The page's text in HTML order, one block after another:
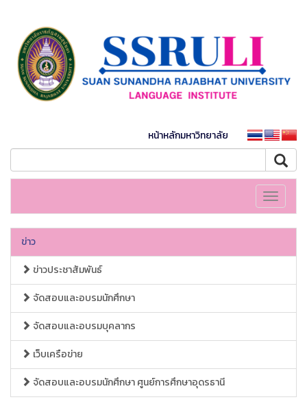
หน้าหลักมหาวิทยาลัย
Toggle
ข่าว
ข่าวประชาสัมพันธ์
จัดสอบและอบรมนักศึกษา
จัดสอบและอบรมบุคลากร
เว็บเครือข่าย
จัดสอบและอบรมนักศึกษา ศูนย์การศึกษาอุดรธานี